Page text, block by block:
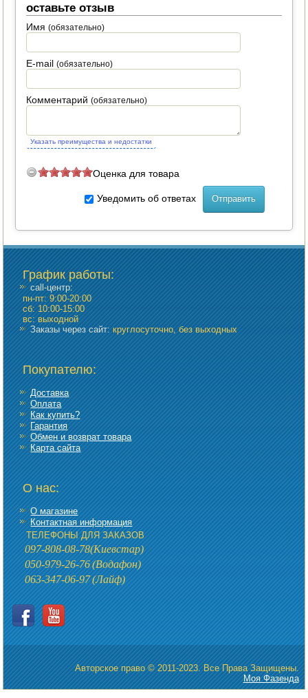
ОБОРУДОВАНИЕ ДЛЯ ПЧЕЛОВОДСТВА
ДОИЛЬНЫЕ АППАРАТЫ
ПОСУДА ДЛЯ КУХНИ
ДУШ ДЛЯ ДАЧИ И ДОМА
МАНГАЛЫ, КОПТИЛЬНИ
ОРЕХОКОЛЫ
оставьте отзыв
Имя(обязательно)
E-mail(обязательно)
Комментарий(обязательно)
Указать преимущества и недостатки
Оценка для товара
Уведомить об ответах
График работы:
call-центр:
пн-пт: 9:00-20:00
сб: 10:00-15:00
вс: выходной
Заказы через сайт:круглосуточно, без выходных
Покупателю:
Доставка
Оплата
Как купить?
Гарантия
Обмен и возврат товара
Карта сайта
О нас:
О магазине
Контактная информация
ТЕЛЕФОНЫ ДЛЯ ЗАКАЗОВ
097-808-08-78(Киевстар)
050-979-26-76(Водафон)
063-347-06-97(Лайф)
Авторское право © 2011-2023. Все Права Защищены.
Моя Фазенда